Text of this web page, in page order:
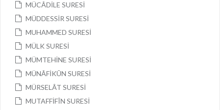
MÜCÂDİLE SURESİ
MÜDDESSİR SURESİ
MUHAMMED SURESİ
MÜLK SURESİ
MÜMTEHİNE SURESİ
MÜNÂFİKÛN SURESİ
MÜRSELÂT SURESİ
MUTAFFİFÎN SURESİ